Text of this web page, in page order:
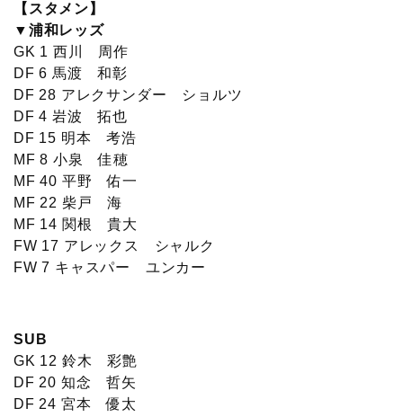
【スタメン】
▼浦和レッズ
GK 1 西川 周作
DF 6 馬渡 和彰
DF 28 アレクサンダー ショルツ
DF 4 岩波 拓也
DF 15 明本 考浩
MF 8 小泉 佳穂
MF 40 平野 佑一
MF 22 柴戸 海
MF 14 関根 貴大
FW 17 アレックス シャルク
FW 7 キャスパー ユンカー
SUB
GK 12 鈴木 彩艶
DF 20 知念 哲矢
DF 24 宮本 優太